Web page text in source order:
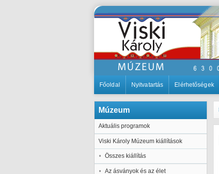
Főoldal Nyitvatartás Elérhetőségek
Múzeum
Aktuális programok
Viski Károly Múzeum kiállítások
Összes kiállítás
Az ásványok és az élet